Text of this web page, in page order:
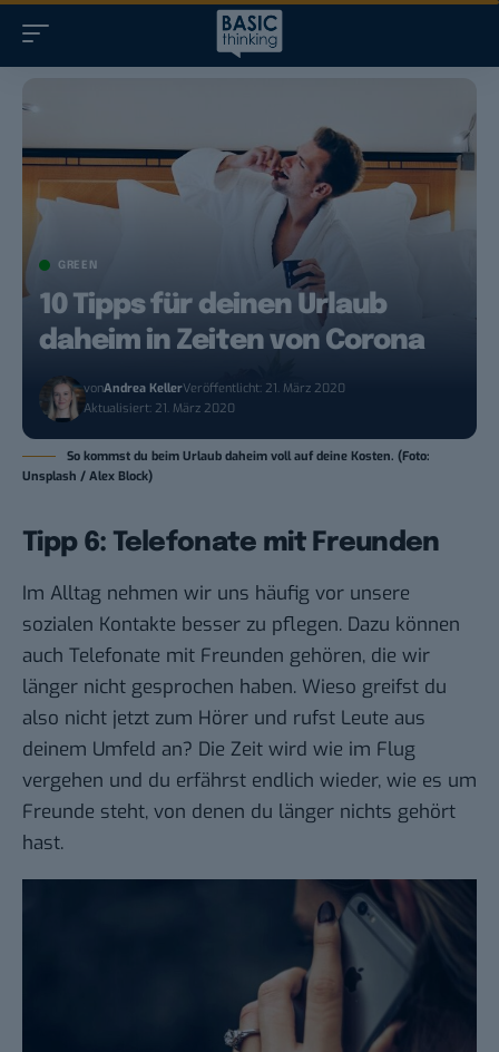
GREEN
10 Tipps für deinen Urlaub
daheim in Zeiten von Corona
vonAndrea KellerVeröffentlicht: 21. März 2020
Aktualisiert: 21. März 2020
So kommst du beim Urlaub daheim voll auf deine Kosten. (Foto:
Unsplash / Alex Block)
Tipp 6: Telefonate mit Freunden
Im Alltag nehmen wir uns häufig vor unsere
sozialen Kontakte besser zu pflegen. Dazu können
auch Telefonate mit Freunden gehören, die wir
länger nicht gesprochen haben. Wieso greifst du
also nicht jetzt zum Hörer und rufst Leute aus
deinem Umfeld an? Die Zeit wird wie im Flug
vergehen und du erfährst endlich wieder, wie es um
Freunde steht, von denen du länger nichts gehört
hast.